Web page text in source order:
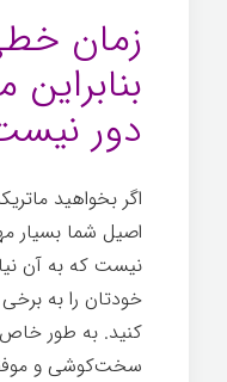
زمان
دور
اگر بخواهید
اصیل شما بسیار
نیست که به آن
خودتان را به
کنید. به طور خاص،
سخت‌کوشی و